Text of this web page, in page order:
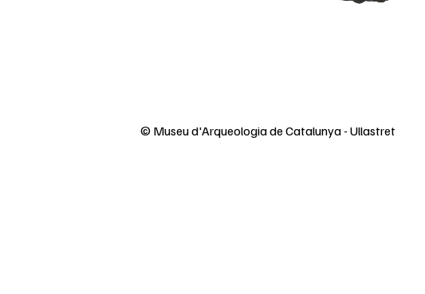
© Museu d'Arqueologia de Catalunya - Ullastret